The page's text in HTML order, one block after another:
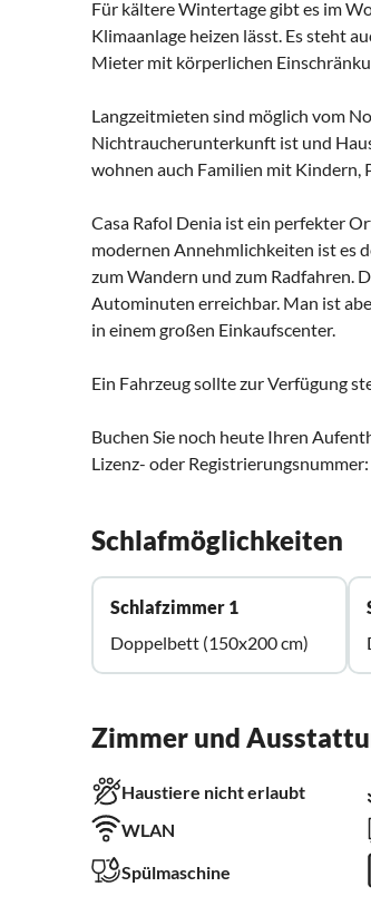
Für kältere Wintertage gibt es im
Klimaanlage heizen lässt. Es steht
Mieter mit körperlichen
Langzeitmieten sind möglich vom
Nichtraucherunterkunft ist und
wohnen auch Familien mit Kindern,
Casa Rafol Denia ist ein perfekter
modernen Annehmlichkeiten ist es
zum Wandern und zum Radfahren.
Autominuten erreichbar. Man ist
in einem großen Einkaufscenter.
Ein Fahrzeug sollte zur Verfügung
Buchen Sie noch heute Ihren
Lizenz- oder Registrierungsnummer:
Schlafmöglichkeiten
Schlafzimmer 1
Doppelbett (150x200 cm)
Zimmer und
Haustiere nicht erlaubt
WLAN
Spülmaschine